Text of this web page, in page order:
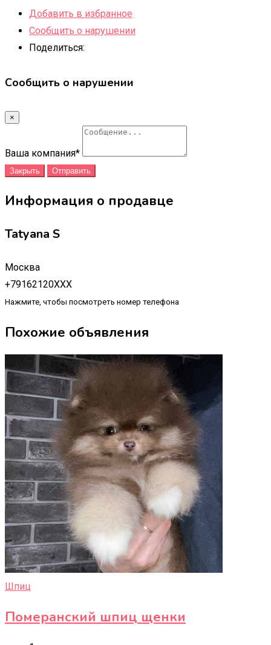
Добавить в избранное
Сообщить о нарушении
Поделиться:
Сообщить о нарушении
×
Ваша компания*
Закрыть Отправить
Информация о продавце
Tatyana S
Москва
+79162120XXX
Нажмите, чтобы посмотреть номер телефона
Похожие объявления
Шпиц
Померанский шпиц щенки